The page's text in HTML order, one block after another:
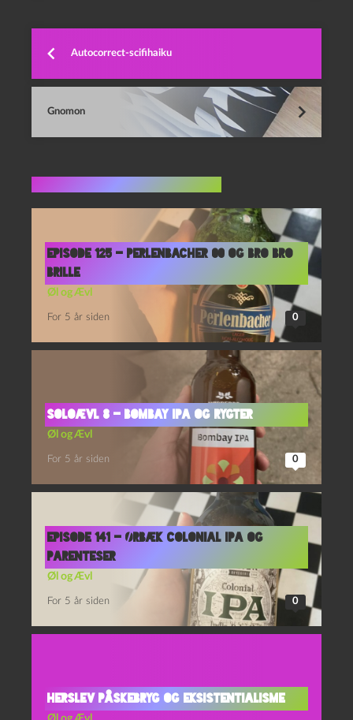
Autocorrect-scifihaiku
Gnomon
Episode 125 – Perlenbacher 00 og Bro Bro
Brille
Øl og Ævl
For 5 år siden 0
Soloævl 8 – Bombay IPA og Rygter
Øl og Ævl
For 5 år siden 0
Episode 141 – Ørbæk Colonial IPA og
Parenteser
Øl og Ævl
For 5 år siden 0
Herslev Påskebryg og Eksistentialisme